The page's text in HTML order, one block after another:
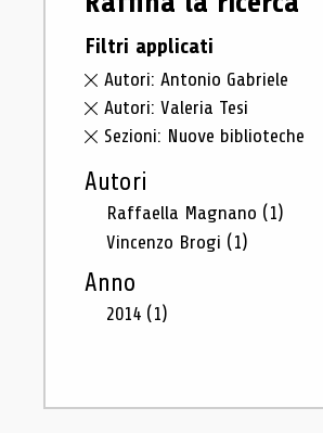
Filtri applicati
Autori: Antonio Gabriele
Autori: Valeria Tesi
Sezioni: Nuove biblioteche
Autori
Raffaella Magnano (1)
Vincenzo Brogi (1)
Anno
2014 (1)